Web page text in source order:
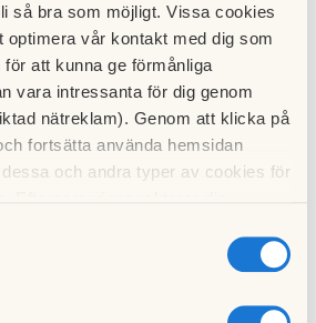
så bra som möjligt. Vissa cookies
optimera vår kontakt med dig som
att kunna ge förmånliga
vara intressanta för dig genom
nätreklam). Genom att klicka på
fortsätta använda hemsidan
och andra typer av cookies för
tillåta ett urval.
Använd starka, unika lösenord
kameror.
Låt bli att koppla upp saker
inte har nytta av funktionen.
Koppla billiga och äldre prylar till